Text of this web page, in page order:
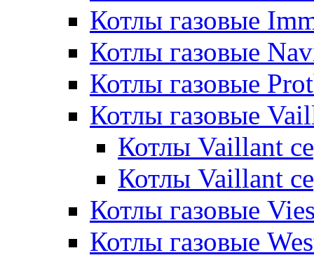
Котлы газовые
Котлы газовые
Котлы газовые
Котлы газовые
Котлы Vaillant
Котлы Vaillant
Котлы газовые
Котлы газовые